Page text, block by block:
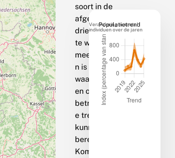
soort in de
afgelopen
drie jaar op
te weinig
meetpunte
n is
waargenom
en om een
betrouwbar
e trend te
kunnen
berekenen.
Komt de
Populatietrend
Verandering in aantal
individuen over de jaren